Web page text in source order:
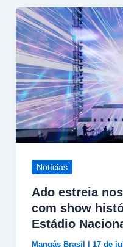
Notícias
Ado estreia
com show
Estádio
Mangás Brasil | 17 de